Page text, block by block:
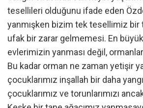
tesellileri olduğunu ifade eden
yanmışken bizim tek tesellimiz bir
ufak bir zarar gelmemesi. En
evlerimizin yanması değil,
Bu kadar orman ne zaman yetişir
çocuklarımız inşallah bir daha
çocuklarımız ve torunlarımızı